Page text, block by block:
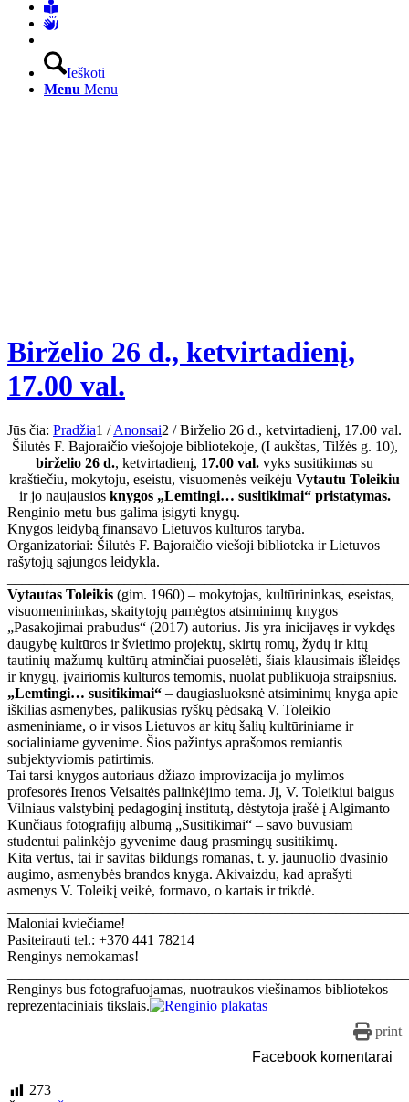
Ieškoti
Menu Menu
Birželio 26 d., ketvirtadienį,
17.00 val.
Jūs čia: Pradžia1 / Anonsai2 / Birželio 26 d., ketvirtadienį, 17.00 val.
Šilutės F. Bajoraičio viešojoje bibliotekoje, (I aukštas, Tilžės g. 10),
birželio 26 d., ketvirtadienį, 17.00 val. vyks susitikimas su
kraštiečiu, mokytoju, eseistu, visuomenės veikėju Vytautu Toleikiu
ir jo naujausios knygos „Lemtingi… susitikimai“ pristatymas.
Renginio metu bus galima įsigyti knygų.
Knygos leidybą finansavo Lietuvos kultūros taryba.
Organizatoriai: Šilutės F. Bajoraičio viešoji biblioteka ir Lietuvos
rašytojų sąjungos leidykla.
Vytautas Toleikis (gim. 1960) – mokytojas, kultūrininkas, eseistas,
visuomenininkas, skaitytojų pamėgtos atsiminimų knygos
„Pasakojimai prabudus“ (2017) autorius. Jis yra inicijavęs ir vykdęs
daugybę kultūros ir švietimo projektų, skirtų romų, žydų ir kitų
tautinių mažumų kultūrų atminčiai puoselėti, šiais klausimais išleidęs
ir knygų, įvairiomis kultūros temomis, nuolat publikuoja straipsnius.
„Lemtingi… susitikimai“ – daugiasluoksnė atsiminimų knyga apie
iškilias asmenybes, palikusias ryškų pėdsaką V. Toleikio
asmeniniame, o ir visos Lietuvos ar kitų šalių kultūriniame ir
socialiniame gyvenime. Šios pažintys aprašomos remiantis
subjektyviomis patirtimis.
Tai tarsi knygos autoriaus džiazo improvizacija jo mylimos
profesorės Irenos Veisaitės palinkėjimo tema. Jį, V. Toleikiui baigus
Vilniaus valstybinį pedagoginį institutą, dėstytoja įrašė į Algimanto
Kunčiaus fotografijų albumą „Susitikimai“ – savo buvusiam
studentui palinkėjo gyvenime daug prasmingų susitikimų.
Kita vertus, tai ir savitas bildungs romanas, t. y. jaunuolio dvasinio
augimo, asmenybės brandos knyga. Akivaizdu, kad aprašyti
asmenys V. Toleikį veikė, formavo, o kartais ir trikdė.
Maloniai kviečiame!
Pasiteirauti tel.: +370 441 78214
Renginys nemokamas!
Renginys bus fotografuojamas, nuotraukos viešinamos bibliotekos
reprezentaciniais tikslais.
print
Facebook komentarai
273